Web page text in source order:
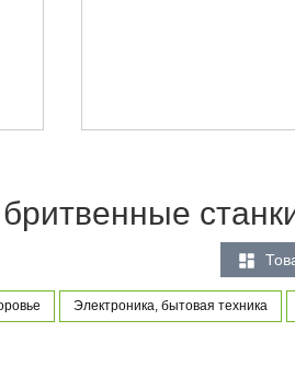

Электроника, бытовая техника